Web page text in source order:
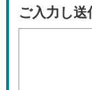
ご入力し送